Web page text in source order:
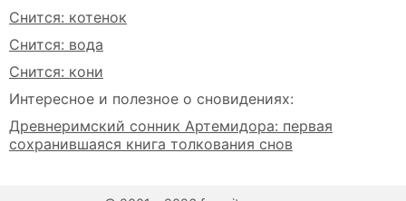
Снится: котенок
Снится: вода
Снится: кони
Интересное и полезное о сновидениях:
Древнеримский сонник Артемидора: первая
сохранившаяся книга толкования снов